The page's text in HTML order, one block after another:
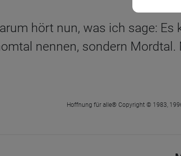
hört nun, was ich sage:
nennen, sondern
Hoffnung für alle® Copyright © 1983,